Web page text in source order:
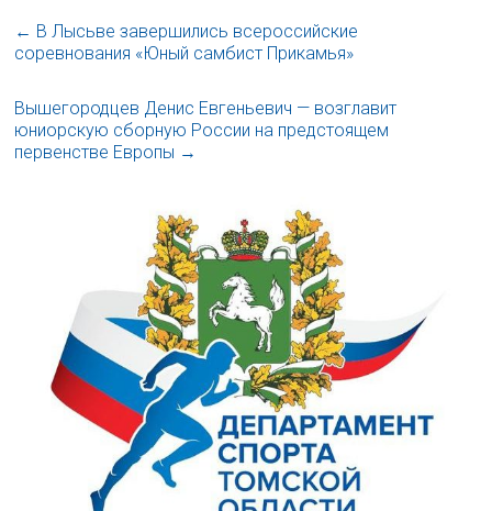
← В Лысьве завершились всероссийские
соревнования «Юный самбист Прикамья»
Вышегородцев Денис Евгеньевич — возглавит
юниорскую сборную России на предстоящем
первенстве Европы →